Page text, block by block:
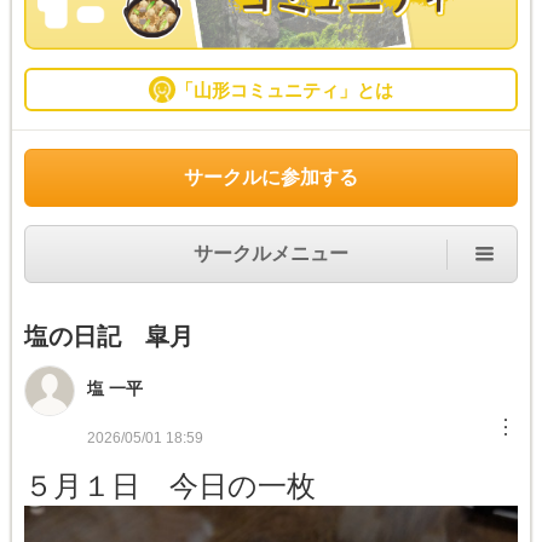
「山形コミュニティ」とは
サークルに参加する
サークルメニュー
塩の日記 皐月
塩 一平
2026/05/01 18:59 ︙
５月１日 今日の一枚